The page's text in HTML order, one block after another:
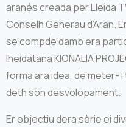
aranés creada per Lleida
Conselh Generau d’Aran.
se compde damb era
lheidatana KIONALIA
forma ara idea, de meter-
deth sòn desvolopament.
Er objectiu dera sèrie ei